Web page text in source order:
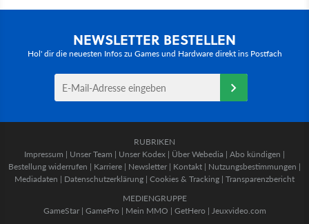
NEWSLETTER BESTELLEN
Hol' dir die neuesten Infos zu Games und Hardware direkt ins Postfach
RUBRIKEN
Impressum | Unser Team | Unser Kodex | Über Webedia | Abo kündigen |
Bestellung widerrufen | Karriere | Newsletter | Kontakt | Nutzungsbestimmungen |
Mediadaten | Datenschutzerklärung | Cookies & Tracking | Transparenzbericht
MEDIENGRUPPE
GameStar| GamePro | Mein MMO | GetHero | Jeuxvideo.com